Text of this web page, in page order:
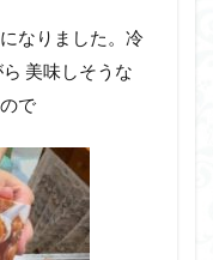
なりました。冷
美味しそうな
で